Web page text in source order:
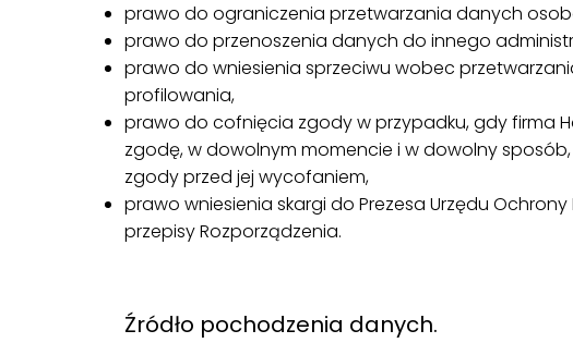
prawo do ograniczenia przetwarzania danych
prawo do przenoszenia danych do innego
prawo do wniesienia sprzeciwu wobec
profilowania,
prawo do cofnięcia zgody w przypadku, gdy firma
zgodę, w dowolnym momencie i w dowolny
zgody przed jej wycofaniem,
prawo wniesienia skargi do Prezesa Urzędu
przepisy Rozporządzenia.
Źródło pochodzenia danych.